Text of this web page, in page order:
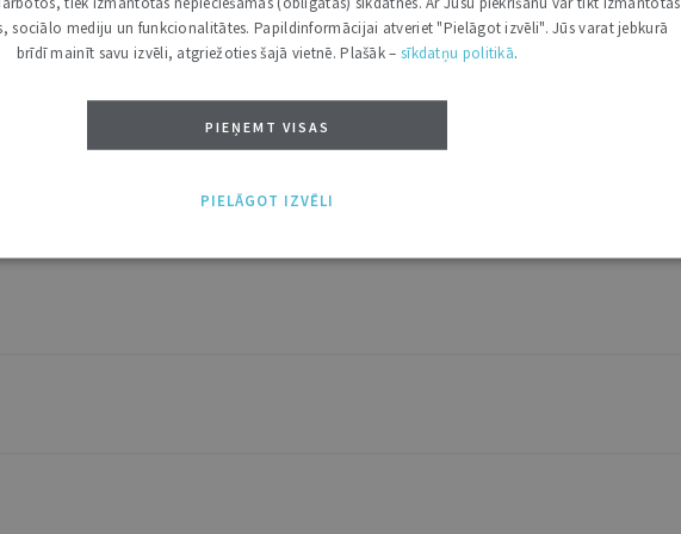
izskatīšanā par tiesu lēmumiem
sociālo mediju un funkcionalitātes. Papildinformācijai atveriet "Pielāgot izvēli". Jūs varat jebkurā
brīdī mainīt savu izvēli, atgriežoties šajā vietnē. Plašāk – sīkdatņu politikā.
PIEŅEMT VISAS
PIELĀGOT IZVĒLI